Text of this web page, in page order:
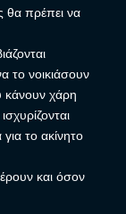
θα πρέπει να
το νοικιάσουν
χάρη
το ακίνητο
και όσον